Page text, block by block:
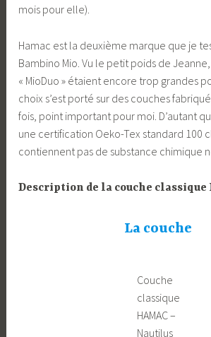
mois pour elle).
Hamac est la deuxième marque que je
Bambino Mio. Vu le petit poids de
« MioDuo » étaient encore trop grandes
choix s’est porté sur des couches
fois, point important pour moi. D’autant
une certification Oeko-Tex standard 100
contiennent pas de substance chimique
Description de la couche classique
La couche
Couche
classique
HAMAC –
Nautilus